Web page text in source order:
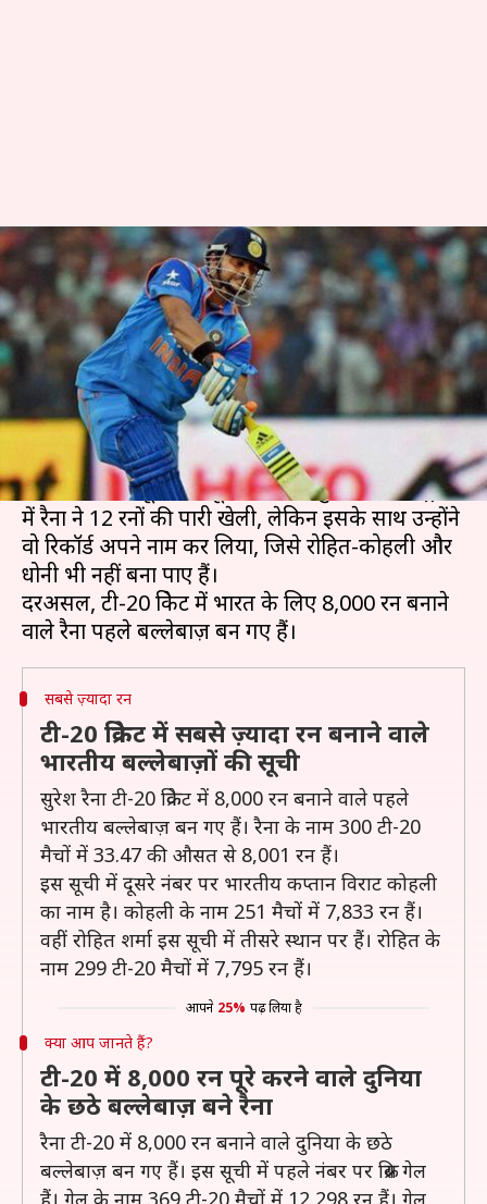
कोहली-रोहित और धोनी को पछाड़,
सुरेश रैना बने भारत के टी-20 किंग
लेखन मोहम्मद वाहिद Feb 25, 2019 07:14 pm
क्या है खबर?
भारतीय टीम से बाहर चल रहे सुरेश रैना ने क्रिकेट के सबसे
छोटे फॉर्मेट में एक बड़ी उपलब्धि हासिल कर ली है।
सोमवार को घरेलू टी-20 टूर्नामेंट सैयद मुश्ताक अली ट्रॉफी
में रैना ने 12 रनों की पारी खेली, लेकिन इसके साथ उन्होंने
वो रिकॉर्ड अपने नाम कर लिया, जिसे रोहित-कोहली और
धोनी भी नहीं बना पाए हैं।
दरअसल, टी-20 क्रिकेट में भारत के लिए 8,000 रन बनाने
सबसे ज़्यादा रन
टी-20 क्रिकेट में सबसे ज़्यादा रन बनाने वाले
भारतीय बल्लेबाज़ों की सूची
सुरेश रैना टी-20 क्रिकेट में 8,000 रन बनाने वाले पहले
भारतीय बल्लेबाज़ बन गए हैं। रैना के नाम 300 टी-20
मैचों में 33.47 की औसत से 8,001 रन हैं।
इस सूची में दूसरे नंबर पर भारतीय कप्तान विराट कोहली
का नाम है। कोहली के नाम 251 मैचों में 7,833 रन हैं।
वहीं रोहित शर्मा इस सूची में तीसरे स्थान पर हैं। रोहित के
नाम 299 टी-20 मैचों में 7,795 रन हैं।
आपने 25% पढ़ लिया है
क्या आप जानते हैं?
टी-20 में 8,000 रन पूरे करने वाले दुनिया
के छठे बल्लेबाज़ बने रैना
रैना टी-20 में 8,000 रन बनाने वाले दुनिया के छठे
बल्लेबाज़ बन गए हैं। इस सूची में पहले नंबर पर क्रिस गेल
हैं। गेल के नाम 369 टी-20 मैचों में 12,298 रन हैं। गेल